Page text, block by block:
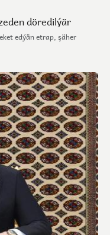
döredilýär
edýän etrap, şäher